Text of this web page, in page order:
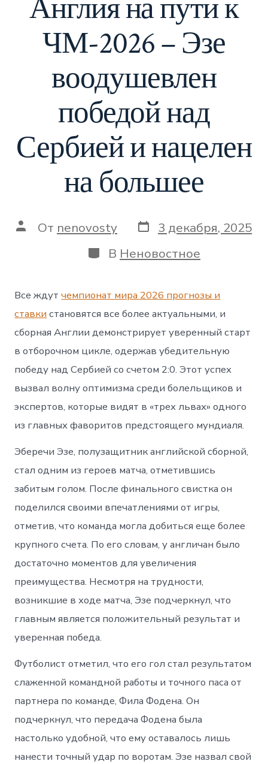
Англия на пути к
ЧМ-2026 – Эзе
воодушевлен
победой над
Сербией и нацелен
на большее
Автор
От nenovosty Дата
записи
3 декабря, 2025
Категории
В Неновостное
Все ждутчемпионат мира 2026 прогнозы и
ставки становятся все более актуальными, и
сборная Англии демонстрирует уверенный старт
в отборочном цикле, одержав убедительную
победу над Сербией со счетом 2:0. Этот успех
вызвал волну оптимизма среди болельщиков и
экспертов, которые видят в «трех львах» одного
из главных фаворитов предстоящего мундиаля.
Эберечи Эзе, полузащитник английской сборной,
стал одним из героев матча, отметившись
забитым голом. После финального свистка он
поделился своими впечатлениями от игры,
отметив, что команда могла добиться еще более
крупного счета. По его словам, у англичан было
достаточно моментов для увеличения
преимущества. Несмотря на трудности,
возникшие в ходе матча, Эзе подчеркнул, что
главным является положительный результат и
уверенная победа.
Футболист отметил, что его гол стал результатом
слаженной командной работы и точного паса от
партнера по команде, Фила Фодена. Он
подчеркнул, что передача Фодена была
настолько удобной, что ему оставалось лишь
нанести точный удар по воротам. Эзе назвал свой